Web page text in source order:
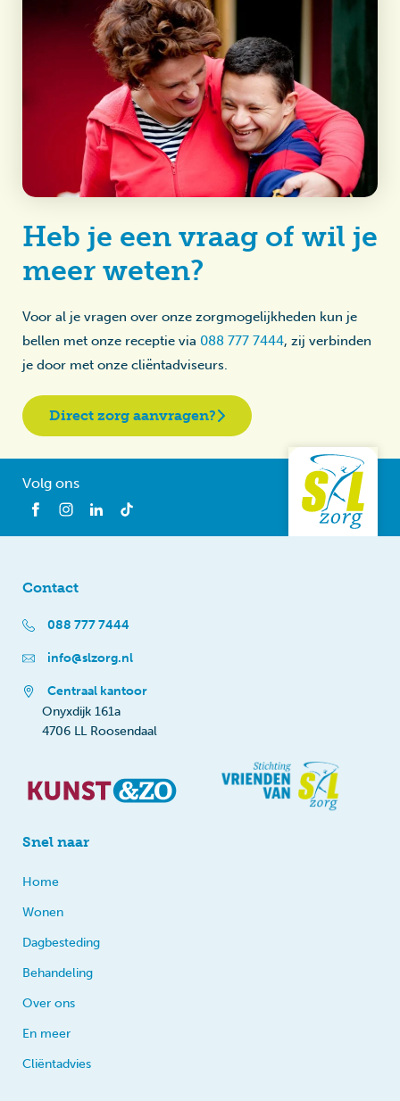
Heb je een vraag of wil je
meer weten?
Voor al je vragen over onze zorgmogelijkheden kun je
bellen met onze receptie via 088 777 7444, zij verbinden
je door met onze cliëntadviseurs.
Direct zorg aanvragen?
Volg ons
Contact
088 777 7444
info@slzorg.nl
Centraal kantoor
Onyxdijk 161a
4706 LL Roosendaal
Snel naar
Home
Wonen
Dagbesteding
Behandeling
Over ons
En meer
Cliëntadvies